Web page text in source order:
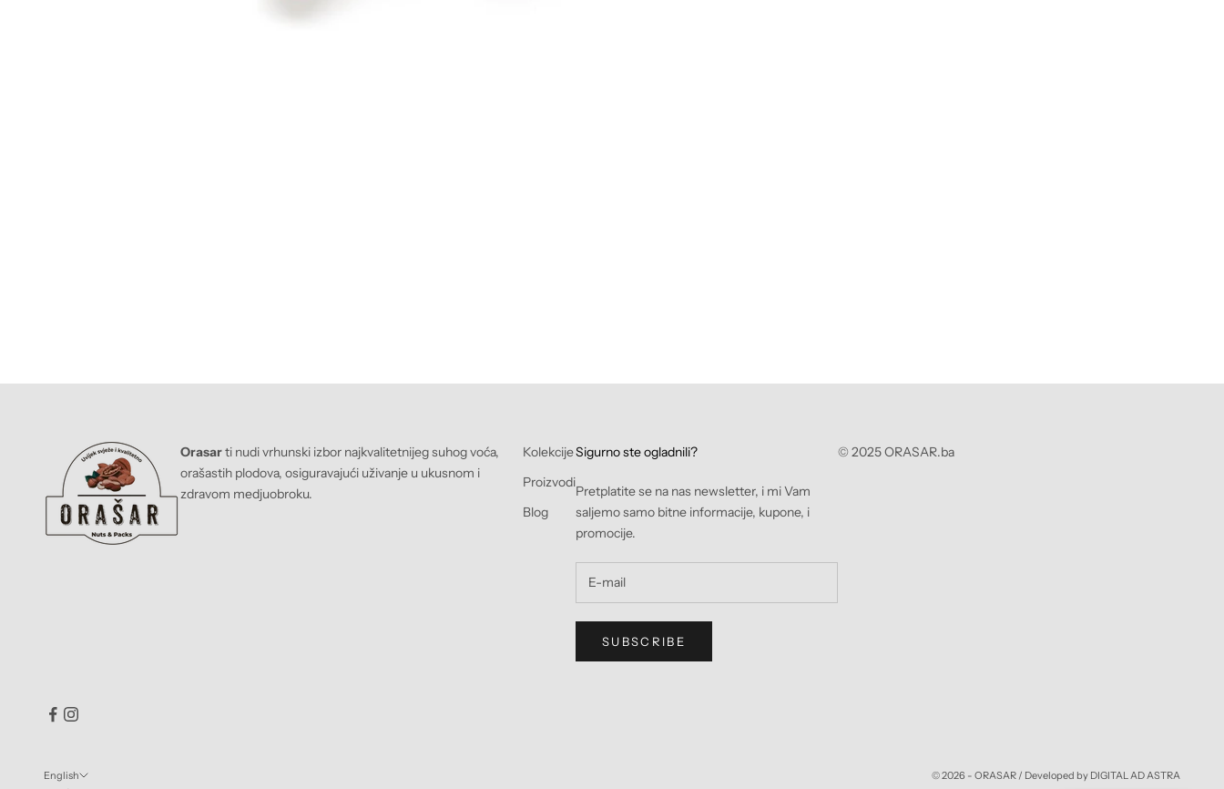
Orasarti nudi vrhunski izbor najkvalitetnijeg suhog voća,
orašastih plodova, osiguravajući uživanje u ukusnom i
zdravom medjuobroku.
Kolekcije
Proizvodi
Blog
Sigurno ste ogladnili?
Pretplatite se na nas newsletter, i mi Vam
saljemo samo bitne informacije, kupone, i
promocije.
SUBSCRIBE
© 2025 ORASAR.ba
English © 2026 - ORASAR / Developed by DIGITAL AD ASTRA